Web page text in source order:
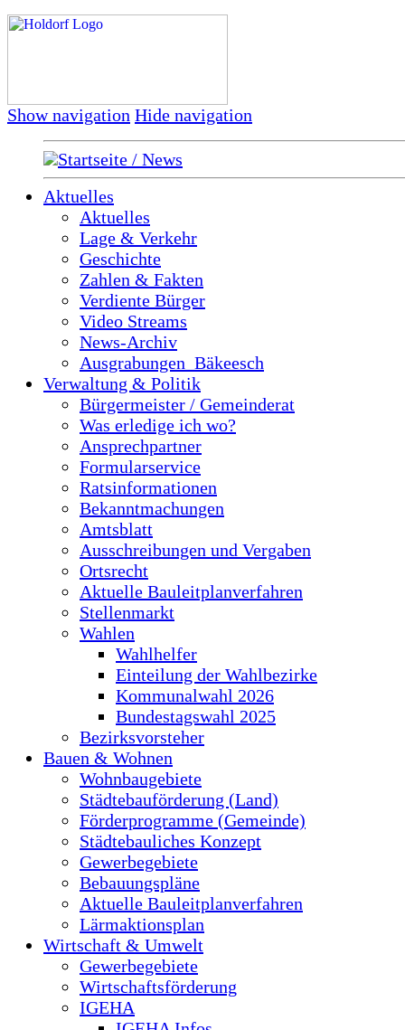
Show navigation Hide navigation
Startseite / News
Aktuelles
Aktuelles
Lage & Verkehr
Geschichte
Zahlen & Fakten
Verdiente Bürger
Video Streams
News-Archiv
Ausgrabungen_Bäkeesch
Verwaltung & Politik
Bürgermeister / Gemeinderat
Was erledige ich wo?
Ansprechpartner
Formularservice
Ratsinformationen
Bekanntmachungen
Amtsblatt
Ausschreibungen und Vergaben
Ortsrecht
Aktuelle Bauleitplanverfahren
Stellenmarkt
Wahlen
Wahlhelfer
Einteilung der Wahlbezirke
Kommunalwahl 2026
Bundestagswahl 2025
Bezirksvorsteher
Bauen & Wohnen
Wohnbaugebiete
Städtebauförderung (Land)
Förderprogramme (Gemeinde)
Städtebauliches Konzept
Gewerbegebiete
Bebauungspläne
Aktuelle Bauleitplanverfahren
Lärmaktionsplan
Wirtschaft & Umwelt
Gewerbegebiete
Wirtschaftsförderung
IGEHA